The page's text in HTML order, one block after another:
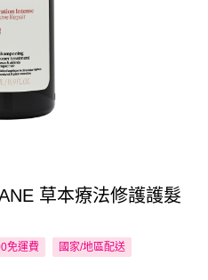
草本療法修護護髮
免運費 國家/地區配送